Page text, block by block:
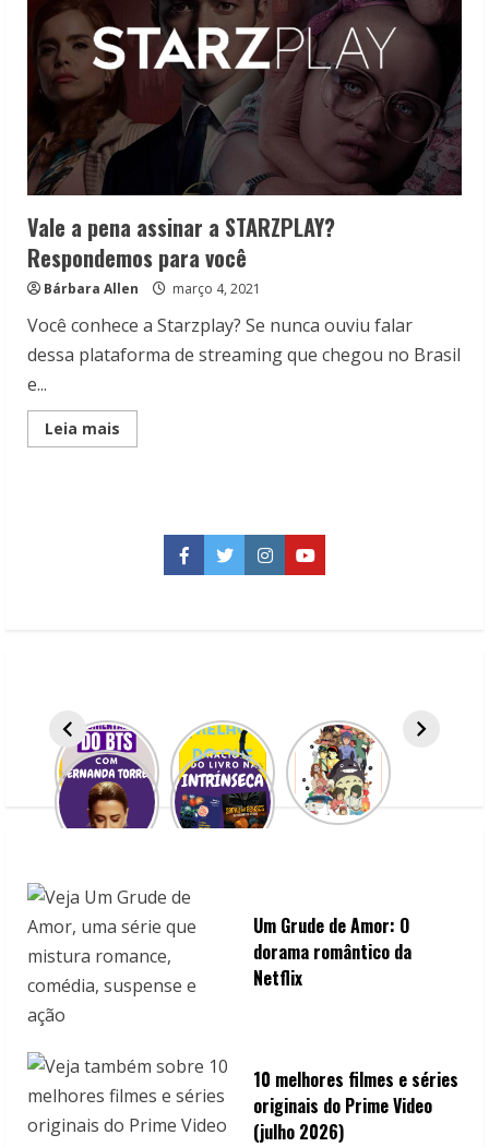
Vale a pena assinar a STARZPLAY?
Respondemos para você
Bárbara Allen março 4, 2021
Você conhece a Starzplay? Se nunca ouviu falar
dessa plataforma de streaming que chegou no Brasil
e...
Leia mais
more
STARZPLAY?
Respondemos
Facebook
TwitterInstagramYouTube
Um Grude de Amor: O
dorama romântico da
Netflix
10 melhores filmes e séries
originais do Prime Video
(julho 2026)